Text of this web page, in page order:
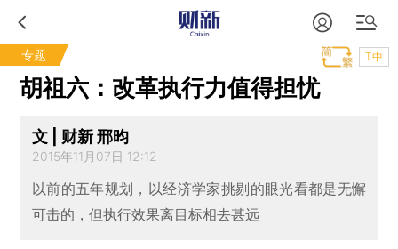
专题 T中
胡祖六：改革执行力值得担忧
文 | 财新 邢昀
2015年11月07日 12:12
以前的五年规划，以经济学家挑剔的眼光看都是无懈
可击的，但执行效果离目标相去甚远